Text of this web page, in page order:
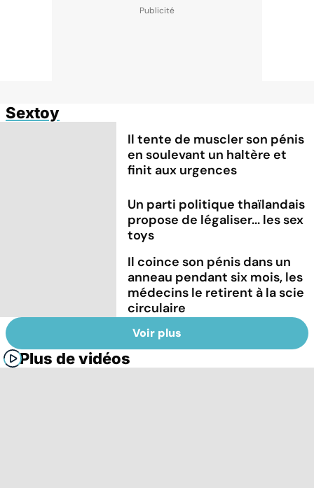
Sextoy
Il tente de muscler son pénis
en soulevant un haltère et
finit aux urgences
Un parti politique thaïlandais
propose de légaliser... les sex
toys
Il coince son pénis dans un
anneau pendant six mois, les
médecins le retirent à la scie
circulaire
Voir plus
Plus de vidéos